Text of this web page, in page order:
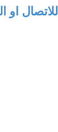
للاتصال